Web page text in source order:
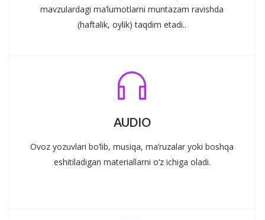
mavzulardagi ma’lumotlarni muntazam ravishda
(haftalik, oylik) taqdim etadi..
AUDIO
Ovoz yozuvlari bo‘lib, musiqa, ma’ruzalar yoki boshqa
eshitiladigan materiallarni o‘z ichiga oladi.